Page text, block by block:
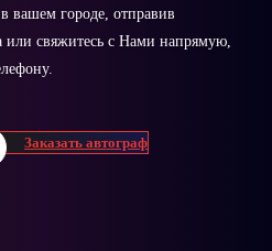
вашем городе, отправив
или свяжитесь с Нами напрямую,
Заказать автограф